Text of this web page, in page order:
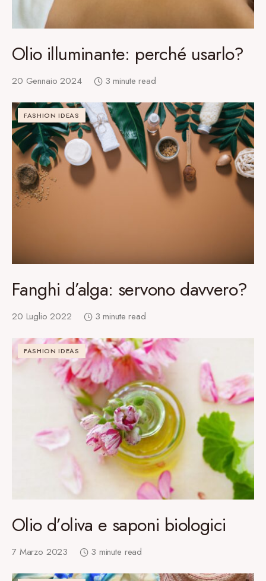
Olio illuminante: perché usarlo?
20 Gennaio 2024 3 minute read
FASHION IDEAS
Fanghi d’alga: servono davvero?
20 Luglio 2022 3 minute read
FASHION IDEAS
Olio d’oliva e saponi biologici
7 Marzo 2023 3 minute read